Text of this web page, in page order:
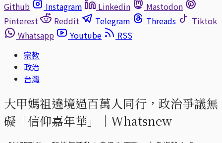
Github
Instagram Linkedin
Mastodon
Pinterest
Reddit Telegram Threads
Tiktok
Whatsapp
Youtube
RSS
宗教
政治
台灣
大甲媽祖遶境過百萬人同行，政治爭議無
礙「信仰嘉年華」｜Whatsnew